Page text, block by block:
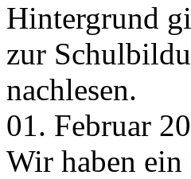
Hintergrund
zur
nachlesen.
01. Februar
Wir haben